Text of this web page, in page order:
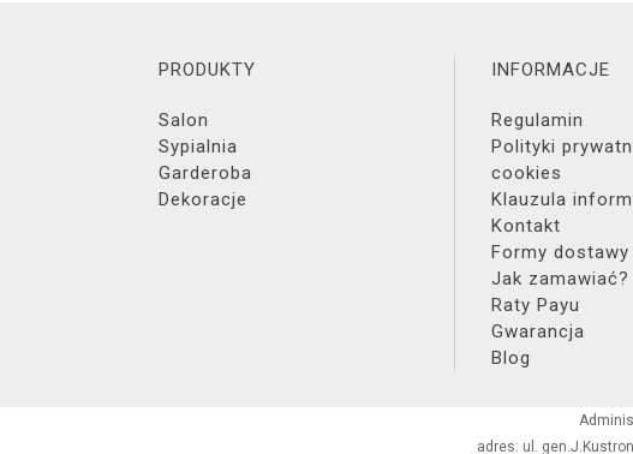
PRODUKTY
Salon
Sypialnia
Garderoba
Dekoracje
INFORMACJE
Regulamin
Polityki
cookies
Klauzula
Kontakt
Formy dostawy
Jak zamawiać?
Raty Payu
Gwarancja
Blog
adres: ul.